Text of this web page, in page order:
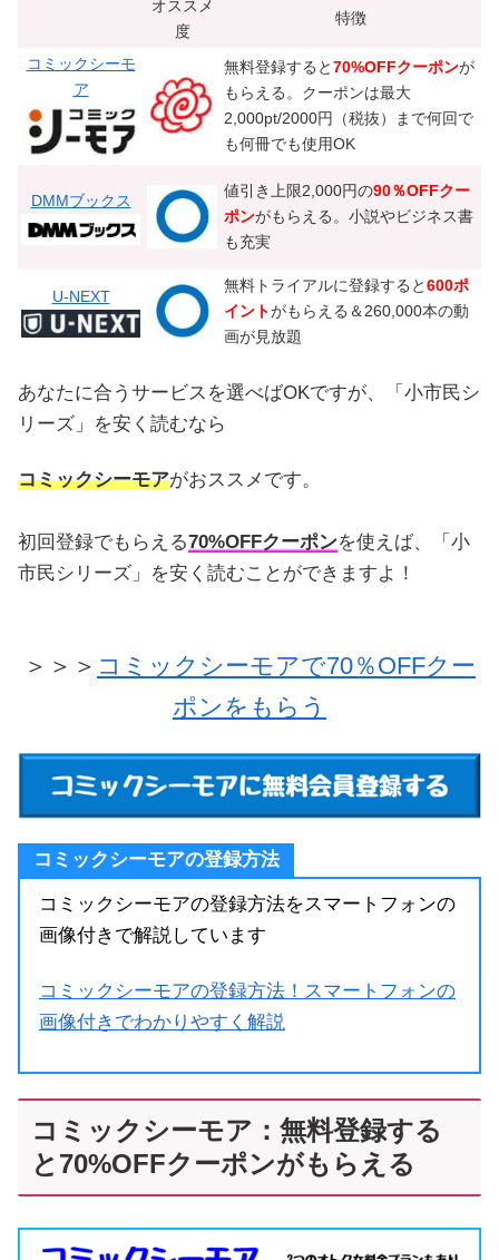
オススメ
度
特徴
コミックシーモ
ア
無料登録すると 70%OFFクーポンが
もらえる。クーポンは最大
2,000pt/2000円（税抜）まで何回で
も何冊でも使用OK
DMMブックス
値引き上限2,000円の90％OFFクー
ポンがもらえる。小説やビジネス書
も充実
U-NEXT
無料トライアルに登録すると 600ポ
イントがもらえる＆260,000本の動
画が見放題
あなたに合うサービスを選べばOKですが、「小市民シ
リーズ」を安く読むなら
コミックシーモアがおススメです。
初回登録でもらえる70%OFFクーポンを使えば、「小
市民シリーズ」を安く読むことができますよ！
＞＞＞ コミックシーモアで70％OFFクー
ポンをもらう
コミックシーモアの登録方法
コミックシーモアの登録方法をスマートフォンの
画像付きで解説しています
コミックシーモアの登録方法！スマートフォンの
画像付きでわかりやすく解説
コミックシーモア：無料登録する
と70%OFFクーポンがもらえる